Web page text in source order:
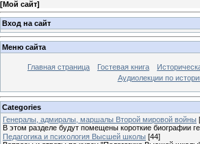
[Мой сайт]
Вход на сайт
Меню сайта
Главная страница Гостевая книга
Аудиолекции по
Categories
Генералы, адмиралы, маршалы Второй мировой войны
В этом разделе будут помещены короткие биографии
Педагогика и психология Высшей школы [44]